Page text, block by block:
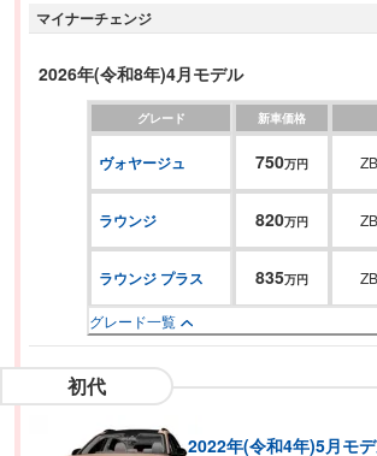
ボディラインと直線基調のスタイリングによって先
ースに、大型ディスプレイやBang & Olufsenプレミ
ることで快適性を向上。V2L機能や日本専用仕様の
システムを搭載し、利便性と安全性を強化している。
マイナーチェンジ
2026年(令和8年)4月モデル
グレード 新車価格
ヴォヤージュ 750万円
ラウンジ 820万円
ラウンジ プラス 835万円
グレード一覧
初代
2022年(令和4年)5月モ